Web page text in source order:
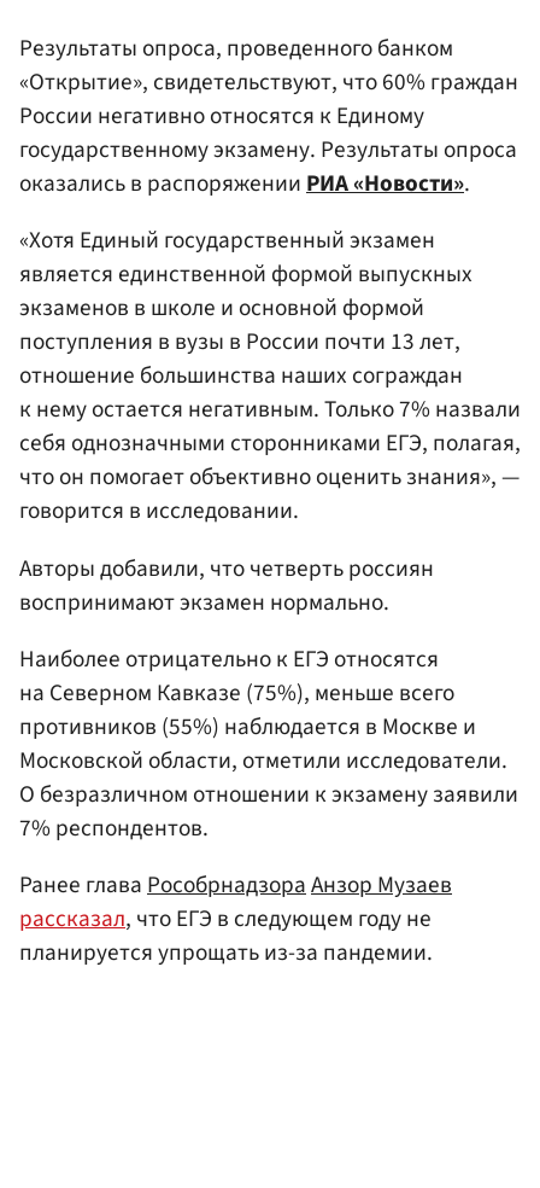
Результаты опроса, проведенного банком
«Открытие», свидетельствуют, что 60% граждан
России негативно относятся к Единому
государственному экзамену. Результаты опроса
оказались в распоряженииРИА «Новости».
«Хотя Единый государственный экзамен
является единственной формой выпускных
экзаменов в школе и основной формой
поступления в вузы в России почти 13 лет,
отношение большинства наших сограждан
к нему остается негативным. Только 7% назвали
себя однозначными сторонниками ЕГЭ, полагая,
что он помогает объективно оценить знания», —
говорится в исследовании.
Авторы добавили, что четверть россиян
воспринимают экзамен нормально.
Наиболее отрицательно к ЕГЭ относятся
на Северном Кавказе (75%), меньше всего
противников (55%) наблюдается в Москве и
Московской области, отметили исследователи.
О безразличном отношении к экзамену заявили
7% респондентов.
Ранее главаРособрнадзораАнзор Музаев
рассказал, что ЕГЭ в следующем году не
планируется упрощать из-за пандемии.